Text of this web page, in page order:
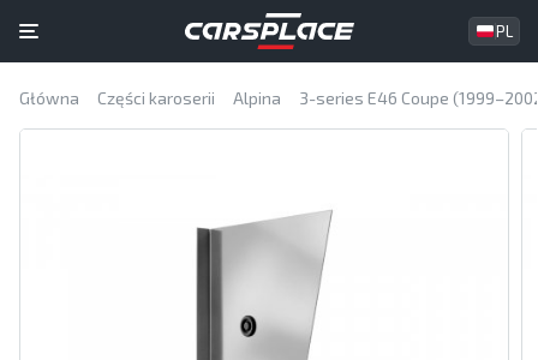
PL
Główna Części karoserii Alpina 3-series E46 Coupe